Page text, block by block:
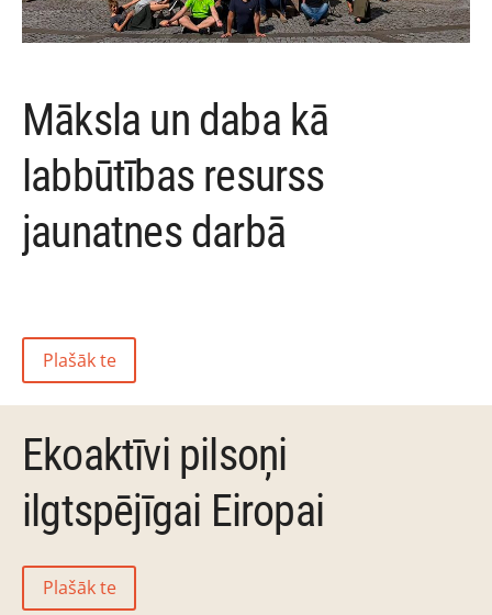
Māksla un daba kā
labbūtības resurss
jaunatnes darbā
Plašāk te
Ekoaktīvi pilsoņi
ilgtspējīgai Eiropai
Plašāk te